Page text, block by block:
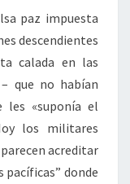
paz impuesta
descendientes
calada en las
que no habían
les «suponía el
los militares
acreditar
pacíficas” donde